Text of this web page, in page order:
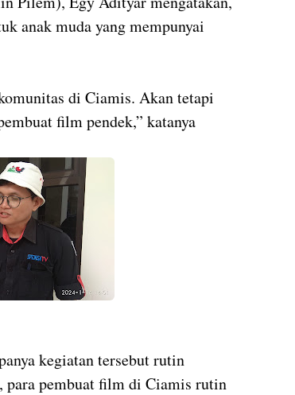
anak muda yang mempunyai
di Ciamis. Akan tetapi
film pendek,” katanya
kegiatan tersebut rutin
para pembuat film di Ciamis rutin